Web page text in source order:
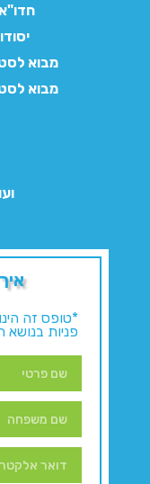
חדו"א
מבוא
מבוא
*טופס זה
פניות בנושא